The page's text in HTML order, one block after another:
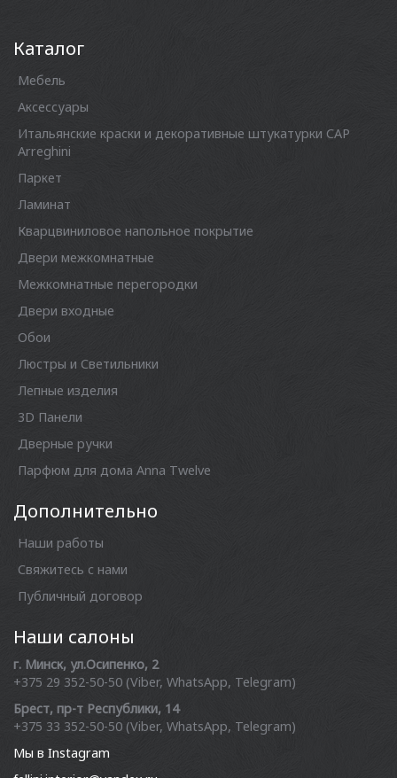
Каталог
Мебель
Аксессуары
Итальянские краски и декоративные штукатурки CAP
Arreghini
Паркет
Ламинат
Кварцвиниловое напольное покрытие
Двери межкомнатные
Межкомнатные перегородки
Двери входные
Обои
Люстры и Светильники
Лепные изделия
3D Панели
Дверные ручки
Парфюм для дома Anna Twelve
Дополнительно
Наши работы
Свяжитесь с нами
Публичный договор
Наши салоны
г. Минск, ул.Осипенко, 2
+375 29 352-50-50 (Viber, WhatsApp, Telegram)
Брест, пр-т Республики, 14
+375 33 352-50-50 (Viber, WhatsApp, Telegram)
Мы в Instagram